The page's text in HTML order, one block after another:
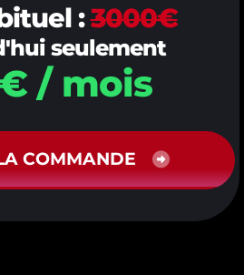
:3000€
seulement
/ mois
COMMANDE